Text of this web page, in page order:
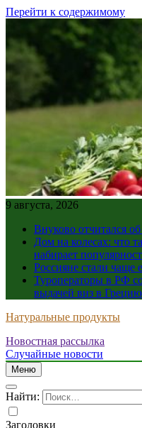
Перейти к содержимому
9 августа, 2026
Внуково отчитался
Дом на колесах: что
набирает
Россияне стали чаще
Туроператоры в РФ
выдачей виз в Грецию
Натуральные продукты
Новостная рассылка
Случайные новости
Меню
Найти:
Заголовки